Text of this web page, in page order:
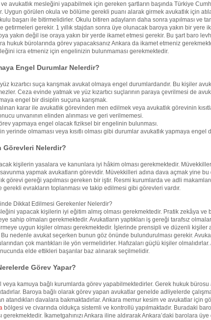
avukatlık mesleğini yapabilmek için gereken şartların başında Türkiye
Uygun görülen okula ve bölüme gerekli puanı alarak girmek avukatlık için
başarı ile bitirmelidirler. Okulu bitiren adayların daha sonra yapılması ve
getirmeleri gerekir. 1 yıllık stajdan sonra üye olunacak baroya yakın bir yere
yakın değil ise oraya yakın bir yerde ikamet etmesi gerekir. Bu şart baro
hukuk bürolarında görev yapacaksanız Ankara da ikamet etmeniz
icra etmeniz için engelinizin bulunmaması gerekmektedir.
Engel Durumlar Nelerdir?
kızartıcı suça karışmak avukat olmaya engel durumlardandır. Bu kişiler
Ceza evinde yatmak ve yüz kızartıcı suçlarının paraya çevrilmesi de
engel bir disiplin suçuna karışmak.
karar ile avukatlık görevinden men edilmek veya avukatlık görevinin
unvanının elinden alınması ve geri verilmemesi.
yapmaya engel olacak fiziksel bir engelinin bulunması.
yerinde olmaması veya kısıtlı olması gibi durumlar avukatlık yapmaya engel
Görevleri Nelerdir?
kişilerin yasalara ve kanunlara iyi hâkim olması gerekmektedir.
yapmak avukatların görevidir. Müvekkilleri adına dava açmak yine
görevi gereği yapılması gereken bir iştir. Resmi kurumlarda ve adli
gerekli evrakların toplanması ve takip edilmesi gibi görevleri vardır.
Dikkat Edilmesi Gerekenler Nelerdir?
yapacak kişilerin iyi eğitim almış olması gerekmektedir. Pratik zekâya ve
sahip olmaları gerekmektedir. Avukatların yaptıkları iş gereği tarafsız
uygun kişiler olması gerekmektedir. İşlerinde prensipli ve düzenli kişiler
Bu nedenle avukat seçerken bunun göz önünde bulundurulması gerekir.
çok mantıkları ile yön vermelidirler. Hafızaları güçlü kişiler
elde ettikleri başarılar baz alınarak seçilmelidir.
Görev Yapar?
veya kamuya bağlı kurumlarda görev yapabilmektedirler. Gerek hukuk
Baroya bağlı olarak görev yapan avukatlar genelde adliyelerde
atandıkları davalara bakmaktadırlar. Ankara memur kesim ve avukatlar için
bölgesi ve civarında oldukça sistemli ve kontrollü yapılmaktadır. Buradaki
gerekmektedir. İkametgahınızı Ankara iline aldırarak Ankara’daki barolara